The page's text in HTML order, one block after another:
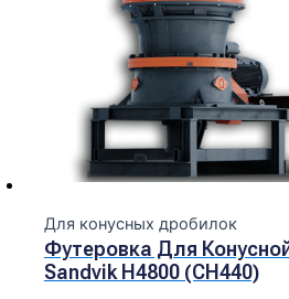
Для конусных дробилок
Футеровка Для
Sandvik H4800 (CH440)